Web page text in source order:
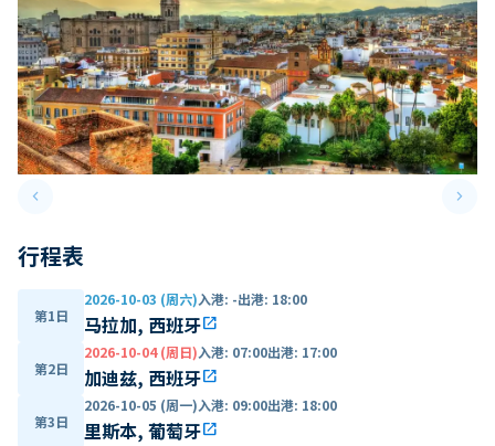
keyboard_arrow_leftPrevious slide keyboard_arrow_right
行程表
第1日
2026-10-03 (周六)入港: -出港: 18:00
马拉加, 西班牙open_in_new
第2日
2026-10-04 (周日)入港: 07:00出港: 17:00
加迪兹, 西班牙open_in_new
第3日
2026-10-05 (周一)入港: 09:00出港: 18:00
里斯本, 葡萄牙open_in_new